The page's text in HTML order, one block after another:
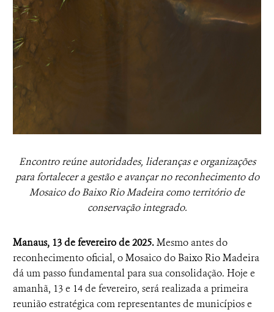
Encontro reúne autoridades, lideranças e organizações
para fortalecer a gestão e avançar no reconhecimento do
Mosaico do Baixo Rio Madeira como território de
conservação integrado.
Manaus, 13 de fevereiro de 2025.Mesmo antes do
reconhecimento oficial, o Mosaico do Baixo Rio Madeira
dá um passo fundamental para sua consolidação. Hoje e
amanhã, 13 e 14 de fevereiro, será realizada a primeira
reunião estratégica com representantes de municípios e